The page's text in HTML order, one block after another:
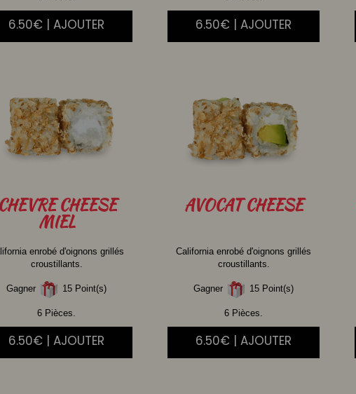
6.50€ | AJOUTER 6.50€ | AJOUTER
CHEVRECHEESE
MIEL
enrobé d'oignons grillés
croustillants.
Gagner 15 Point(s)
6 Pièces.
6.50€ | AJOUTER
AVOCATCHEESE
California enrobé d'oignons grillés
croustillants.
Gagner 15 Point(s)
6 Pièces.
6.50€ | AJOUTER